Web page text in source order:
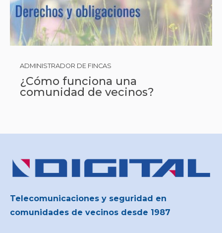
ADMINISTRADOR DE FINCAS
¿Cómo funciona una
comunidad de vecinos?
Telecomunicaciones y seguridad en
comunidades de vecinos desde 1987